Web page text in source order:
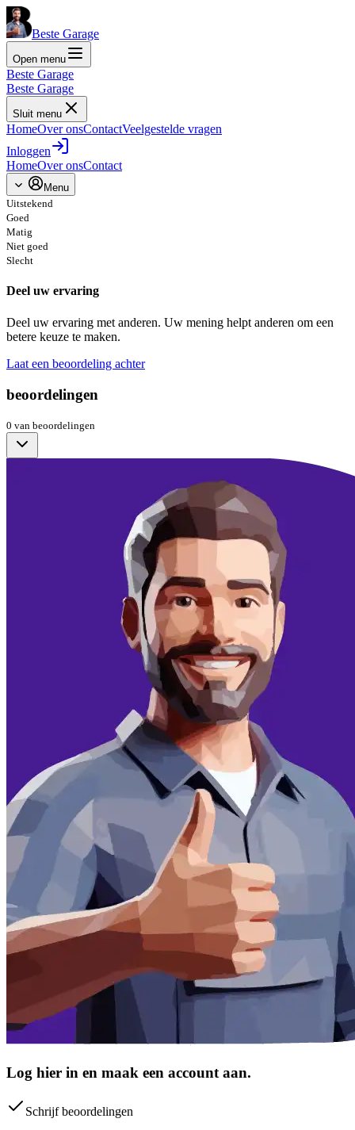
Beste Garage
Open menu
Beste Garage
Beste Garage
Sluit menu
HomeOver onsContactVeelgestelde vragen
Inloggen
HomeOver onsContact
Menu
Uitstekend
Goed
Matig
Niet goed
Slecht
Deel uw ervaring
Deel uw ervaring met anderen. Uw mening helpt anderen om een
betere keuze te maken.
Laat een beoordeling achter
beoordelingen
0 van beoordelingen
Log hier in en maak een account aan.
Schrijf beoordelingen